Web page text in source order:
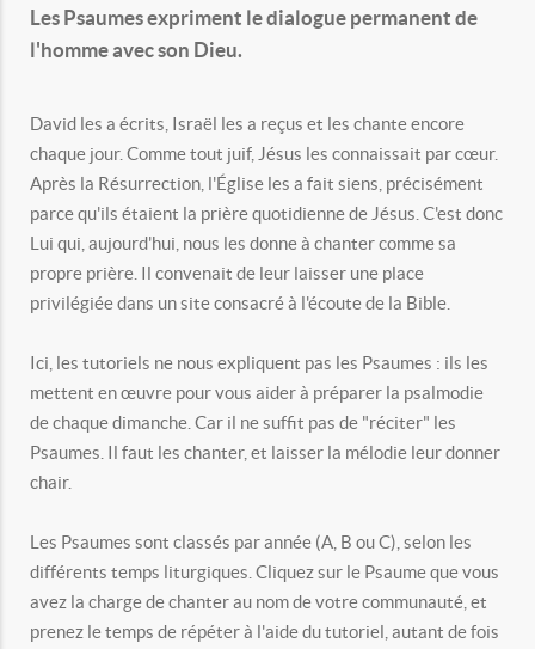
Les Psaumes expriment le dialogue permanent de
l'homme avec son Dieu.
David les a écrits, Israël les a reçus et les chante encore
chaque jour. Comme tout juif, Jésus les connaissait par cœur.
Après la Résurrection, l'Église les a fait siens, précisément
parce qu'ils étaient la prière quotidienne de Jésus. C'est donc
Lui qui, aujourd'hui, nous les donne à chanter comme sa
propre prière. Il convenait de leur laisser une place
privilégiée dans un site consacré à l'écoute de la Bible.
Ici, les tutoriels ne nous expliquent pas les Psaumes : ils les
mettent en œuvre pour vous aider à préparer la psalmodie
de chaque dimanche. Car il ne suffit pas de "réciter" les
Psaumes. Il faut les chanter, et laisser la mélodie leur donner
chair.
Les Psaumes sont classés par année (A, B ou C), selon les
différents temps liturgiques. Cliquez sur le Psaume que vous
avez la charge de chanter au nom de votre communauté, et
prenez le temps de répéter à l'aide du tutoriel, autant de fois